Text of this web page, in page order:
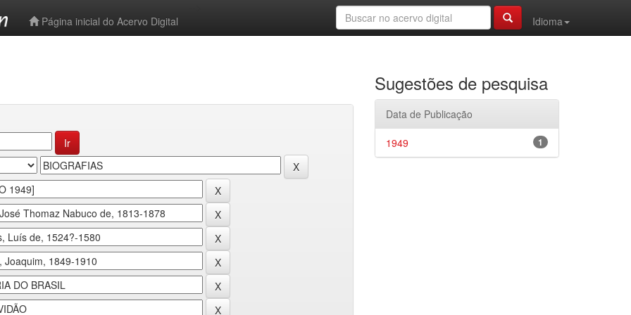
Página inicial do Acervo Digital
Idioma
Sugestões de pesquisa
Data de Publicação
1
1949